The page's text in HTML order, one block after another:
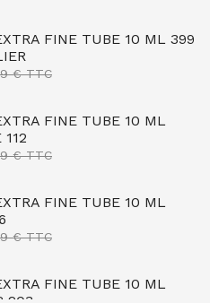
FINE TUBE 10 ML 399
€ TTC
FINE TUBE 10 ML
€ TTC
FINE TUBE 10 ML
€ TTC
FINE TUBE 10 ML